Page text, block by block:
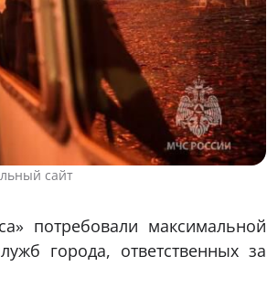
сайт
потребовали максимальной
города, ответственных за